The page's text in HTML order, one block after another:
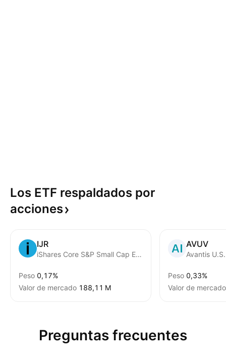
Los ETF respaldados por
acciones
IJR
iShares Core S&P Small Cap ETF
Peso 0,17%
Valor de mercado ‪188,11 M‬
AVUV
Peso 0,33%
Valor de mercado
Preguntas frecuentes